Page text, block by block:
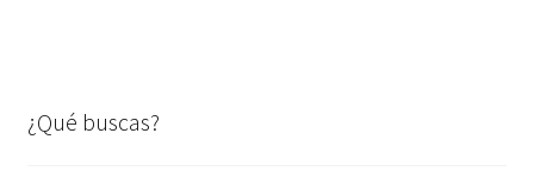
¿Qué buscas?